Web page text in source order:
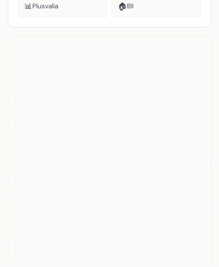
📊Plusvalía 🏠IBI